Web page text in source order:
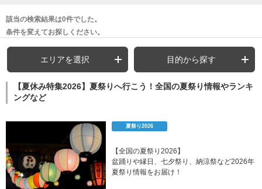
該当の検索結果は0件でした。
条件を変えてお探しください。
エリアを選択 目的から探す
【夏休み特集2026】夏祭りへ行こう！全国の夏祭り情報やランキ
ングなど
夏祭り2026
【全国の夏祭り2026】
盆踊りや縁日、七夕祭り、納涼祭など2026年
夏祭り情報をお届け！